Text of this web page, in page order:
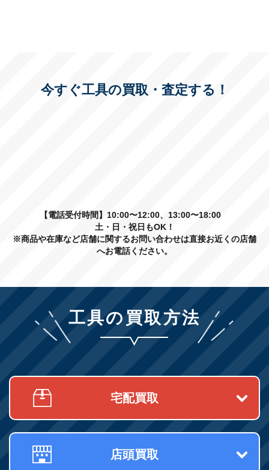
今すぐ工具の買取・査定する！
【電話受付時間】10:00〜12:00、13:00〜18:00
土・日・祝日もOK！
※商品や在庫など店舗に関するお問い合わせは直接お近くの店舗
へお電話ください。
工具の買取方法
宅配買取
店頭買取